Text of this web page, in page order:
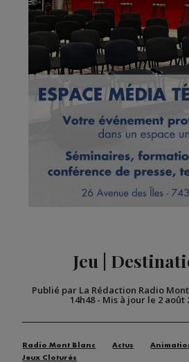
Jeu |
Publié par La Rédaction Radio
14h48- Mis à jour le 2 août
Radio Mont Blanc Actus
Jeux Cloturés